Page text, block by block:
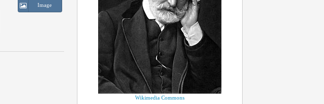
Image
Wikimedia Commons